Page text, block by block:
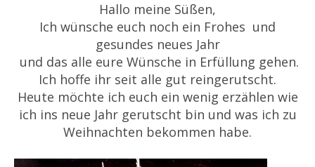
Hallo meine Süßen,
Ich wünsche euch noch ein Frohes und
gesundes neues Jahr
und das alle eure Wünsche in Erfüllung gehen.
Ich hoffe ihr seit alle gut reingerutscht.
Heute möchte ich euch ein wenig erzählen wie
ich ins neue Jahr gerutscht bin und was ich zu
Weihnachten bekommen habe.